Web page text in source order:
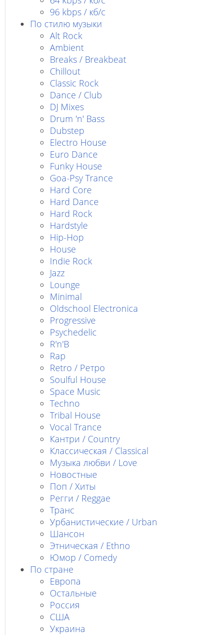
96 kbps / кб/c
По стилю музыки
Alt Rock
Ambient
Breaks / Breakbeat
Chillout
Classic Rock
Dance / Club
DJ Mixes
Drum 'n' Bass
Dubstep
Electro House
Euro Dance
Funky House
Goa-Psy Trance
Hard Core
Hard Dance
Hard Rock
Hardstyle
Hip-Hop
House
Indie Rock
Jazz
Lounge
Minimal
Oldschool Electronica
Progressive
Psychedelic
R'n'B
Rap
Retro / Ретро
Soulful House
Space Music
Techno
Tribal House
Vocal Trance
Кантри / Country
Классическая / Classical
Музыка любви / Love
Новостные
Поп / Хиты
Регги / Reggae
Транс
Урбанистические / Urban
Шансон
Этническая / Ethno
Юмор / Comedy
По стране
Европа
Остальные
Россия
США
Украина